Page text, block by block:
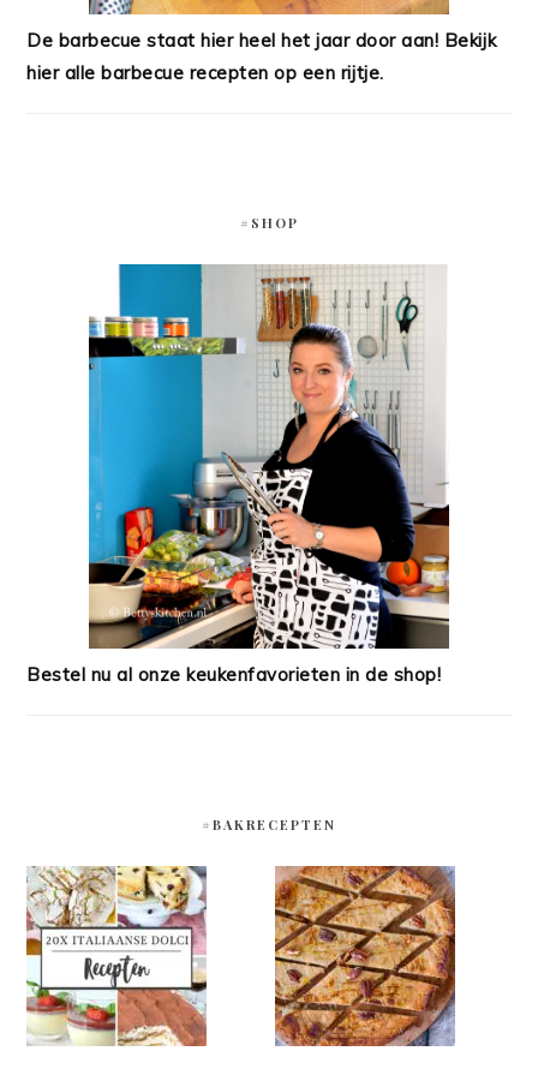
De barbecue staat hier heel het jaar door aan! Bekijk
hier alle barbecue recepten op een rijtje.
#SHOP
Bestel nu al onze keukenfavorieten in de shop!
#BAKRECEPTEN